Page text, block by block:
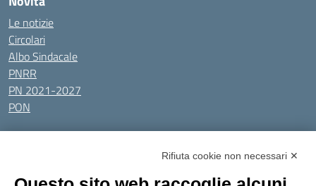
Le notizie
Circolari
Albo Sindacale
PNRR
PN 2021-2027
PON
Tutti gli argomenti
Amministrazione Trasparente
Privacy Policy
Rifiuta cookie non necessari ✕